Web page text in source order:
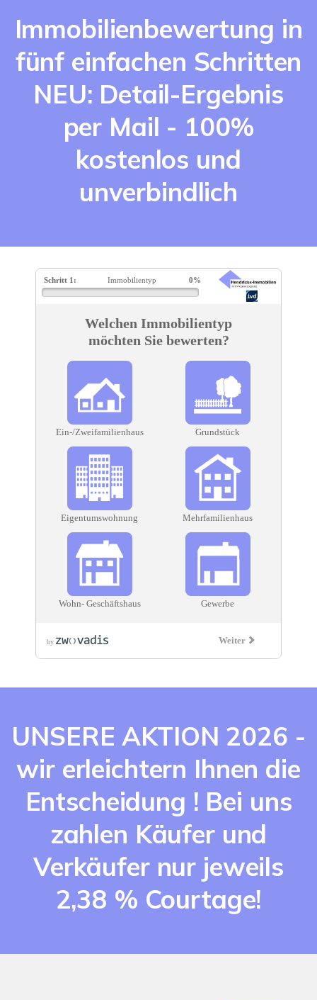
Immobilienbewertung in
fünf einfachen Schritten
NEU: Detail-Ergebnis
per Mail - 100%
kostenlos und
unverbindlich
UNSERE AKTION 2026 -
wir erleichtern Ihnen die
Entscheidung ! Bei uns
zahlen Käufer und
Verkäufer nur jeweils
2,38 % Courtage!